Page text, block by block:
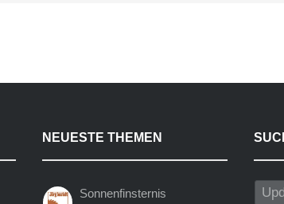
NEUESTE THEMEN
Sonnenfinsternis